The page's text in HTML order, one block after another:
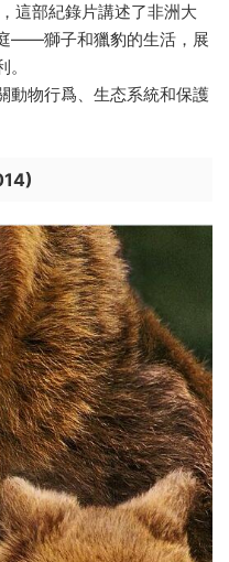
這部紀錄片講述了非洲大
——獅子和獵豹的生活，展
動物行爲、生态系統和保護